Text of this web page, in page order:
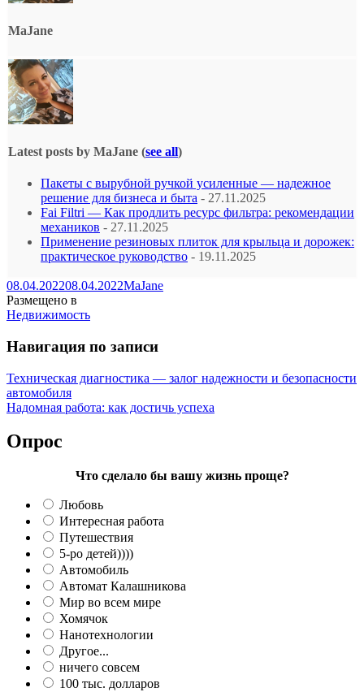
MaJane
Latest posts by MaJane (see all)
Пакеты с вырубной ручкой усиленные — надежное
решение для бизнеса и быта - 27.11.2025
Fai Filtri — Как продлить ресурс фильтра: рекомендации
механиков - 27.11.2025
Применение резиновых плиток для крыльца и дорожек:
практическое руководство - 19.11.2025
08.04.202208.04.2022MaJane
Размещено в
Недвижимость
Навигация по записи
Техническая диагностика — залог надежности и безопасности
автомобиля
Надомная работа: как достичь успеха
Опрос
Что сделало бы вашу жизнь проще?
Любовь
Интересная работа
Путешествия
5-ро детей))))
Автомобиль
Автомат Калашникова
Мир во всем мире
Хомячок
Нанотехнологии
Другое...
ничего совсем
100 тыс. долларов